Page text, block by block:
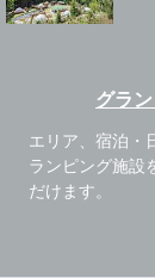
グラ
エリア、宿泊・
ランピング施設
だけます。